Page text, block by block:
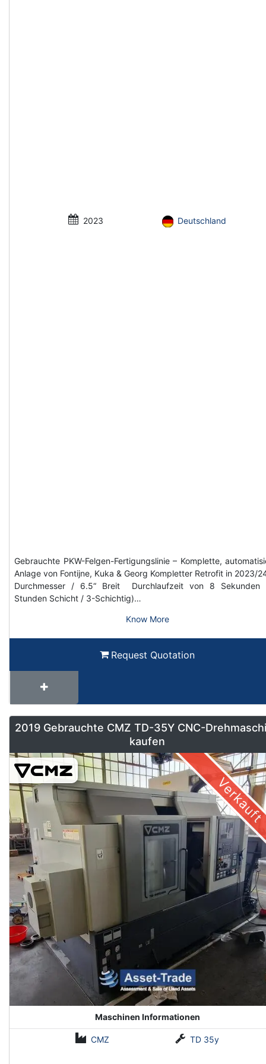
2023 Deutschland
Gebrauchte PKW-Felgen-Fertigungslinie – Komplette,
Anlage von Fontijne, Kuka & Georg Kompletter Retrofit in 2023/
Durchmesser / 6.5“ Breit Durchlaufzeit von 8 Sekunden
Stunden Schicht / 3-Schichtig)…
Know More
Request Quotation
2019 Gebrauchte CMZ TD-35Y CNC-
kaufen
Verkauft
Maschinen Informationen
CMZ TD 35y